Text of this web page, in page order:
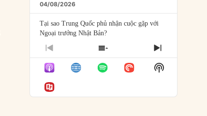
04/08/2026
Tại sao Trung Quốc phủ nhận cuộc gặp với
Ngoại trưởng Nhật Bản?
04/08/2026
Điểm mù chiến lược của Trump tại Thái Bình
Dương
03/08/2026
PREVIOUS
EPISODE
SHOW
EPISODES
LIST
NEXT
EPISODE
Show
Podcast